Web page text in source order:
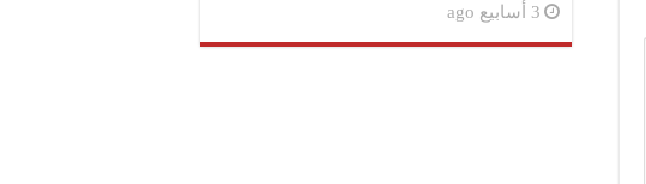
3 أسابيع ago